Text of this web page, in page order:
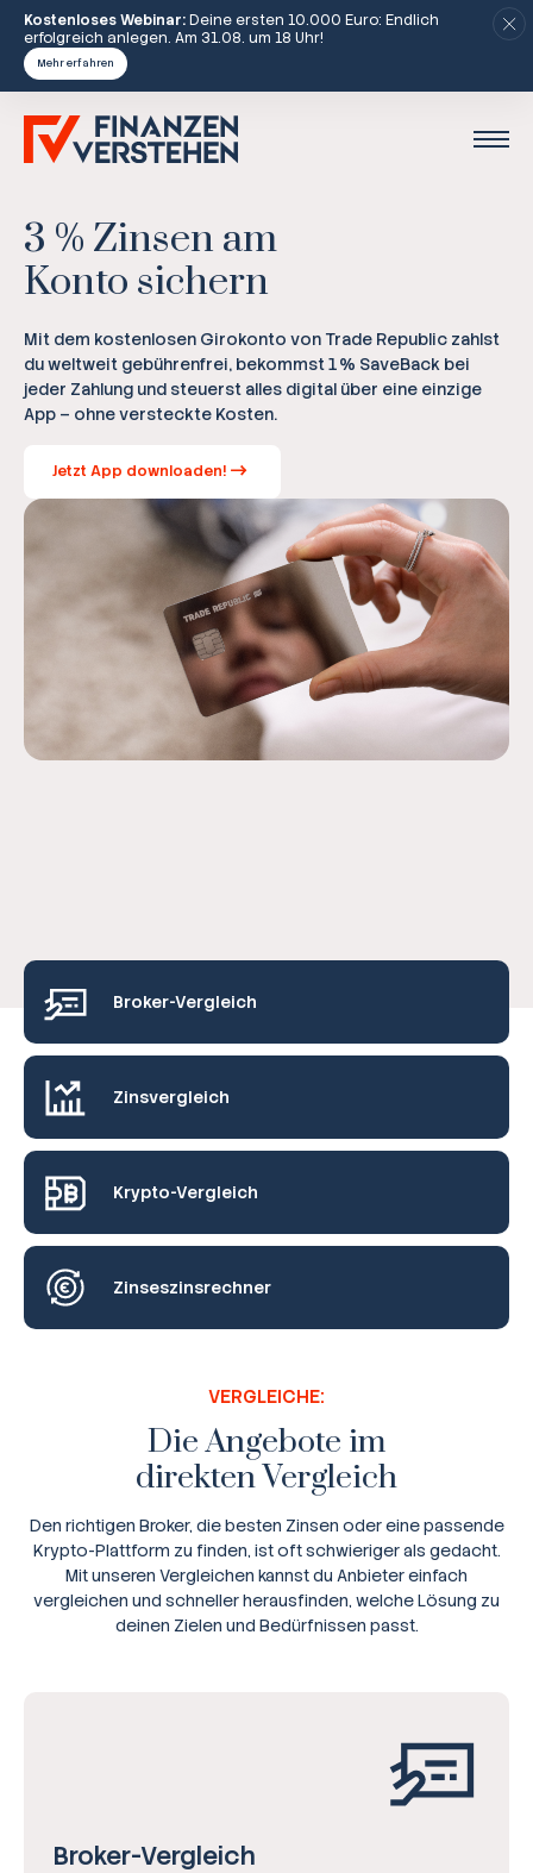
Kostenloses Webinar:Deine ersten 10.000 Euro: Endlich
erfolgreich anlegen. Am 31.08. um 18 Uhr!
Mehr erfahren
3 % Zinsen am
Konto sichern
Mit dem kostenlosen Girokonto von Trade Republic zahlst
du weltweit gebührenfrei, bekommst 1 % SaveBack bei
jeder Zahlung und steuerst alles digital über eine einzige
App – ohne versteckte Kosten.
Jetzt App downloaden!
Broker-Vergleich
Zinsvergleich
Krypto-Vergleich
Zinseszinsrechner
VERGLEICHE:
Die Angebote im
direkten Vergleich
Den richtigen Broker, die besten Zinsen oder eine passende
Krypto-Plattform zu finden, ist oft schwieriger als gedacht.
Mit unseren Vergleichen kannst du Anbieter einfach
vergleichen und schneller herausfinden, welche Lösung zu
deinen Zielen und Bedürfnissen passt.
Broker-Vergleich